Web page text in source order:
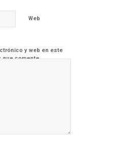
Web
y web en este
que comente.